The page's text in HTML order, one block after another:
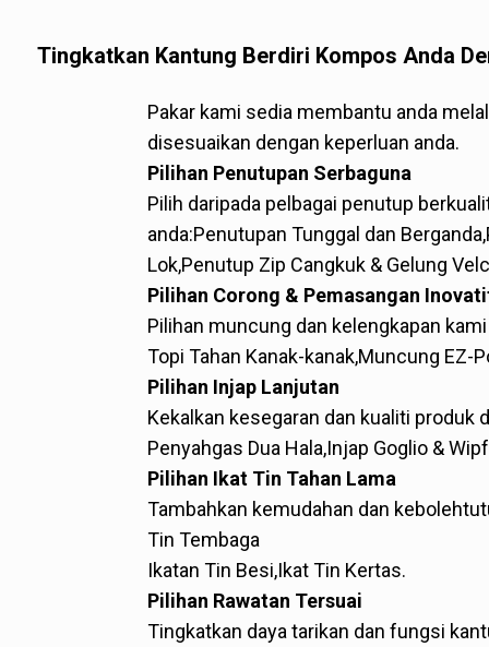
Tingkatkan Kantung Berdiri Kompos Anda
Pakar kami sedia membantu anda
disesuaikan dengan keperluan anda.
Pilihan Penutupan Serbaguna
Pilih daripada pelbagai penutup
anda:Penutupan Tunggal dan Berganda,
Lok,Penutup Zip Cangkuk & Gelung
Pilihan Corong & Pemasangan
Pilihan muncung dan kelengkapan
Topi Tahan Kanak-kanak,Muncung EZ-
Pilihan Injap Lanjutan
Kekalkan kesegaran dan kualiti produk
Penyahgas Dua Hala,Injap Goglio &
Pilihan Ikat Tin Tahan Lama
Tambahkan kemudahan dan
Tin Tembaga
Ikatan Tin Besi,Ikat Tin Kertas.
Pilihan Rawatan Tersuai
Tingkatkan daya tarikan dan fungsi